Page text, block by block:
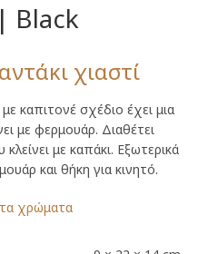
Black
χιαστί
καπιτονέ σχέδιο έχει μια
με φερμουάρ. Διαθέτει
με καπάκι. Εξωτερικά
και θήκη για κινητό.
χρώματα